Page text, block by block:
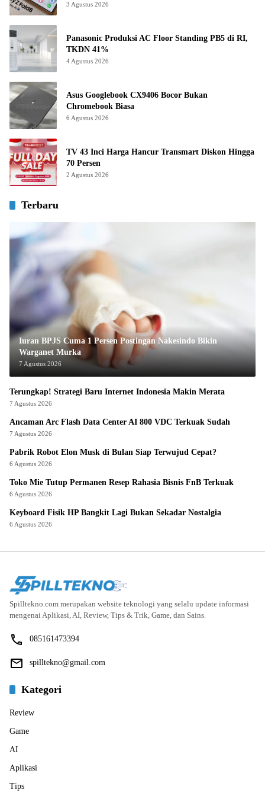
3 Agustus 2026
Panasonic Produksi AC Floor Standing PB5 di RI,
TKDN 41%
4 Agustus 2026
Asus Googlebook CX9406 Bocor Bukan
Chromebook Biasa
6 Agustus 2026
TV 43 Inci Harga Hancur Transmart Diskon Hingga
70 Persen
2 Agustus 2026
Terbaru
Iuran BPJS Cuma 1 Persen Postingan Nakesindo Bikin
Warganet Murka
7 Agustus 2026
Terungkap! Strategi Baru Internet Indonesia Makin Merata
7 Agustus 2026
Ancaman Arc Flash Data Center AI 800 VDC Terkuak Sudah
7 Agustus 2026
Pabrik Robot Elon Musk di Bulan Siap Terwujud Cepat?
6 Agustus 2026
Toko Mie Tutup Permanen Resep Rahasia Bisnis FnB Terkuak
6 Agustus 2026
Keyboard Fisik HP Bangkit Lagi Bukan Sekadar Nostalgia
6 Agustus 2026
Spilltekno.com merupakan website teknologi yang selalu update informasi
mengenai Aplikasi, AI, Review, Tips & Trik, Game, dan Sains.
085161473394
spilltekno@gmail.com
Kategori
Review
Game
AI
Aplikasi
Tips